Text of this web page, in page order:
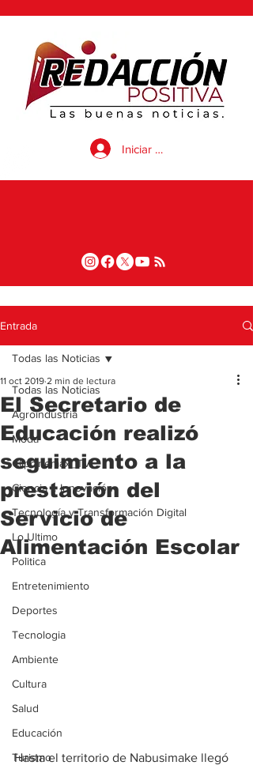
Iniciar sesión
Entrada
Todas las Noticias
Agroindustria
Moda
Clipcinemax_TV
Ciencia e Innovación
Tecnología y Transformación Digital
Lo Ultimo
Politica
Entretenimiento
Deportes
Tecnologia
Ambiente
Cultura
Salud
Educación
Turismo
Todas las Noticias
El Secretario de
Educación realizó
seguimiento a la
prestación del
Servicio de
Alimentación Escolar
11 oct 2019 2 min de lectura
Hasta el territorio de Nabusimake llegó